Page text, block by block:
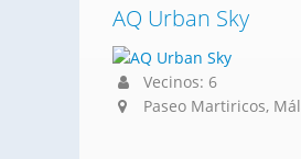
AQ Urban Sky
Vecinos: 6
Paseo Martiricos,